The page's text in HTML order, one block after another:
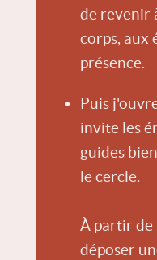
de revenir
corps, aux
présence.
Puis
invite les
guides
le cercle.
À partir de
déposer